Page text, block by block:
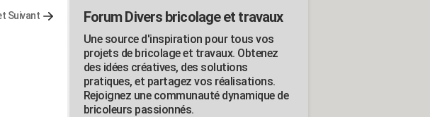
Suivant Forum Divers bricolage et travaux
Une source d'inspiration pour tous vos
projets de bricolage et travaux. Obtenez
des idées créatives, des solutions
pratiques, et partagez vos réalisations.
Rejoignez une communauté dynamique de
bricoleurs passionnés.